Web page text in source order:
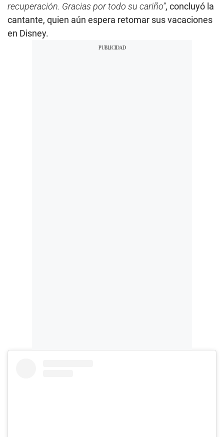
recuperación. Gracias por todo su cariño”, concluyó la
cantante, quien aún espera retomar sus vacaciones
en Disney.